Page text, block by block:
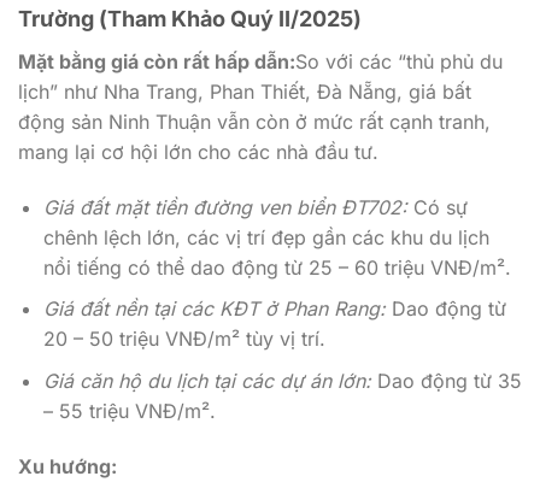
Trường (Tham Khảo Quý II/2025)
Mặt bằng giá còn rất hấp dẫn:So với các “thủ phủ du
lịch” như Nha Trang, Phan Thiết, Đà Nẵng, giá bất
động sản Ninh Thuận vẫn còn ở mức rất cạnh tranh,
mang lại cơ hội lớn cho các nhà đầu tư.
Giá đất mặt tiền đường ven biển ĐT702:Có sự
chênh lệch lớn, các vị trí đẹp gần các khu du lịch
nổi tiếng có thể dao động từ 25 – 60 triệu VNĐ/m².
Giá đất nền tại các KĐT ở Phan Rang:Dao động từ
20 – 50 triệu VNĐ/m² tùy vị trí.
Giá căn hộ du lịch tại các dự án lớn:Dao động từ 35
– 55 triệu VNĐ/m².
Xu hướng: